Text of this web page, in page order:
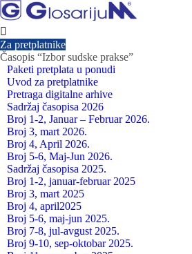

Za pretplatnike
Časopis “Izbor sudske prakse”
Paketi pretplata u ponudi
Uvod za pretplatnike
Pretraga digitalne arhive
Sadržaj časopisa 2026
Broj 1-2, Januar – Februar 2026.
Broj 3, mart 2026.
Broj 4, April 2026.
Broj 5-6, Maj-Jun 2026.
Sadržaj časopisa 2025.
Broj 1-2, januar-februar 2025
Broj 3, mart 2025
Broj 4, april2025
Broj 5-6, maj-jun 2025.
Broj 7-8, jul-avgust 2025.
Broj 9-10, sep-oktobar 2025.